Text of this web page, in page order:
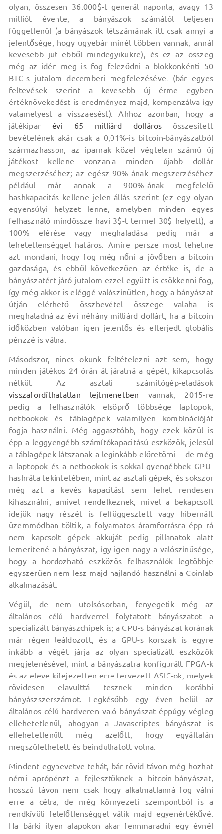
olyan, összesen 36.000$-t generál naponta, avagy 13
milliót évente, a bányászok számától teljesen
függetlenül (a bányászok létszámának itt csak annyi a
jelentősége, hogy ugyebár minél többen vannak, annál
kevesebb jut ebből mindegyikükre), és ez az összeg
még az idén meg is fog feleződni a blokkonkénti 50
BTC-s jutalom decemberi megfelezésével (bár egyes
feltevések szerint a kevesebb új érme egyben
értéknövekedést is eredményez majd, kompenzálva így
valamelyest a visszaesést). Ahhoz azonban, hogy a
játékipar évi 65 milliárd dolláros összesített
bevételének akár csak a 0,01%-is bitcoin-bányászatból
származhasson, az iparnak közel végtelen számú új
játékost kellene vonzania minden újabb dollár
megszerzéséhez; az egész 90%-ának megszerzéséhez
például már annak a 900%-ának megfelelő
hashkapacitás kellene jelen állás szerint (ez egy olyan
egyensúlyi helyzet lenne, amelyben minden egyes
felhasználó mindössze havi 3$-t termel 30$ helyett), a
100% elérése vagy meghaladása pedig már a
lehetetlenséggel határos. Amire persze most lehetne
azt mondani, hogy fog még nőni a jövőben a bitcoin
gazdasága, és ebből következően az értéke is, de a
bányászatért járó jutalom ezzel együtt is csökkenni fog,
így még akkor is eléggé valószínűtlen, hogy a bányászat
útján elérhető összbevétel összege valaha is
meghaladná az évi néhány milliárd dollárt, ha a bitcoin
időközben valóban igen jelentős és elterjedt globális
pénzzé is válna.
Másodszor, nincs okunk feltételezni azt sem, hogy
minden játékos 24 órán át járatná a gépét, kikapcsolás
nélkül. Az asztali számítógép-eladások
visszafordíthatatlan lejtmenetben vannak, 2015-re
pedig a felhasználók elsöprő többsége laptopok,
netbookok és táblagépek valamilyen kombinációját
fogja használni. Még aggasztóbb, hogy ezek közül is
épp a leggyengébb számítókapacitású eszközök, jelesül
a táblagépek látszanak a leginkább előretörni – de még
a laptopok és a netbookok is sokkal gyengébbek GPU-
hashráta tekintetében, mint az asztali gépek, és sokszor
még azt a kevés kapacitást sem lehet rendesen
kihasználni, amivel rendelkeznek, mivel a bekapcsolt
idejük nagy részét is felfüggesztett vagy hibernált
üzemmódban töltik, a folyamatos áramforrásra épp rá
nem kapcsolt gépek akkuját pedig pillanatok alatt
lemerítené a bányászat, így igen nagy a valószínűsége,
hogy a hordozható eszközös felhasználók legtöbbje
egyszerűen nem lesz majd hajlandó használni a Coinlab
alkalmazását.
Végül, de nem utolsósorban, fenyegetik még az
általános célú hardverrel folytatott bányászatot a
specializált bányászchipek is; a CPU-s bányászat korának
már régen leáldozott, és a GPU-s korszak is egyre
inkább a végét járja az olyan specializált eszközök
megjelenésével, mint a bányászatra konfigurált FPGA-k
és az eleve kifejezetten erre tervezett ASIC-ok, melyek
rövidesen elavulttá tesznek minden korábbi
bányászszerszámot. Legkésőbb egy éven belül az
általános célú hardveren való bányászat éppúgy végleg
ellehetetlenül, ahogyan a Javascriptes bányászat is
ellehetetlenült még azelőtt, hogy egyáltalán
megszülethetett és beindulhatott volna.
Mindent egybevetve tehát, bár rövid távon még hozhat
némi aprópénzt a fejlesztőknek a bitcoin-bányászat,
hosszú távon nem csak hogy alkalmatlanná fog válni
erre a célra, de még környezeti szempontból is a
rendkívüli felelőtlenséggel válik majd egyenértékűvé.
Ha bárki ilyen alapokon akar fennmaradni egy évnél